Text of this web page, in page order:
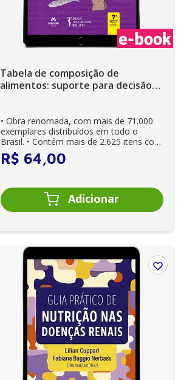
Tabela de composição de
alimentos: suporte para decisão
• Obra renomada, com mais de 71.000
exemplares distribuídos em todo o
Brasil. • Contém mais de 2.625 itens com
valores ...
R$ 64 00